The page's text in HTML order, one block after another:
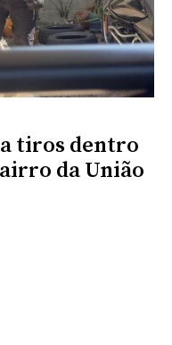
tiros dentro
da União